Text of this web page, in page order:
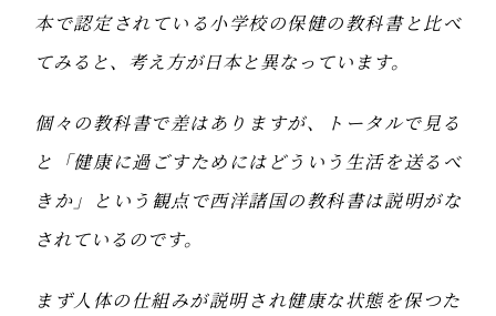
本で認定されている小学校の保健の教科書と比べ
てみると、考え方が日本と異なっています。
個々の教科書で差はありますが、トータルで見る
と「健康に過ごすためにはどういう生活を送るべ
きか」という観点で西洋諸国の教科書は説明がな
されているのです。
まず人体の仕組みが説明され健康な状態を保つた